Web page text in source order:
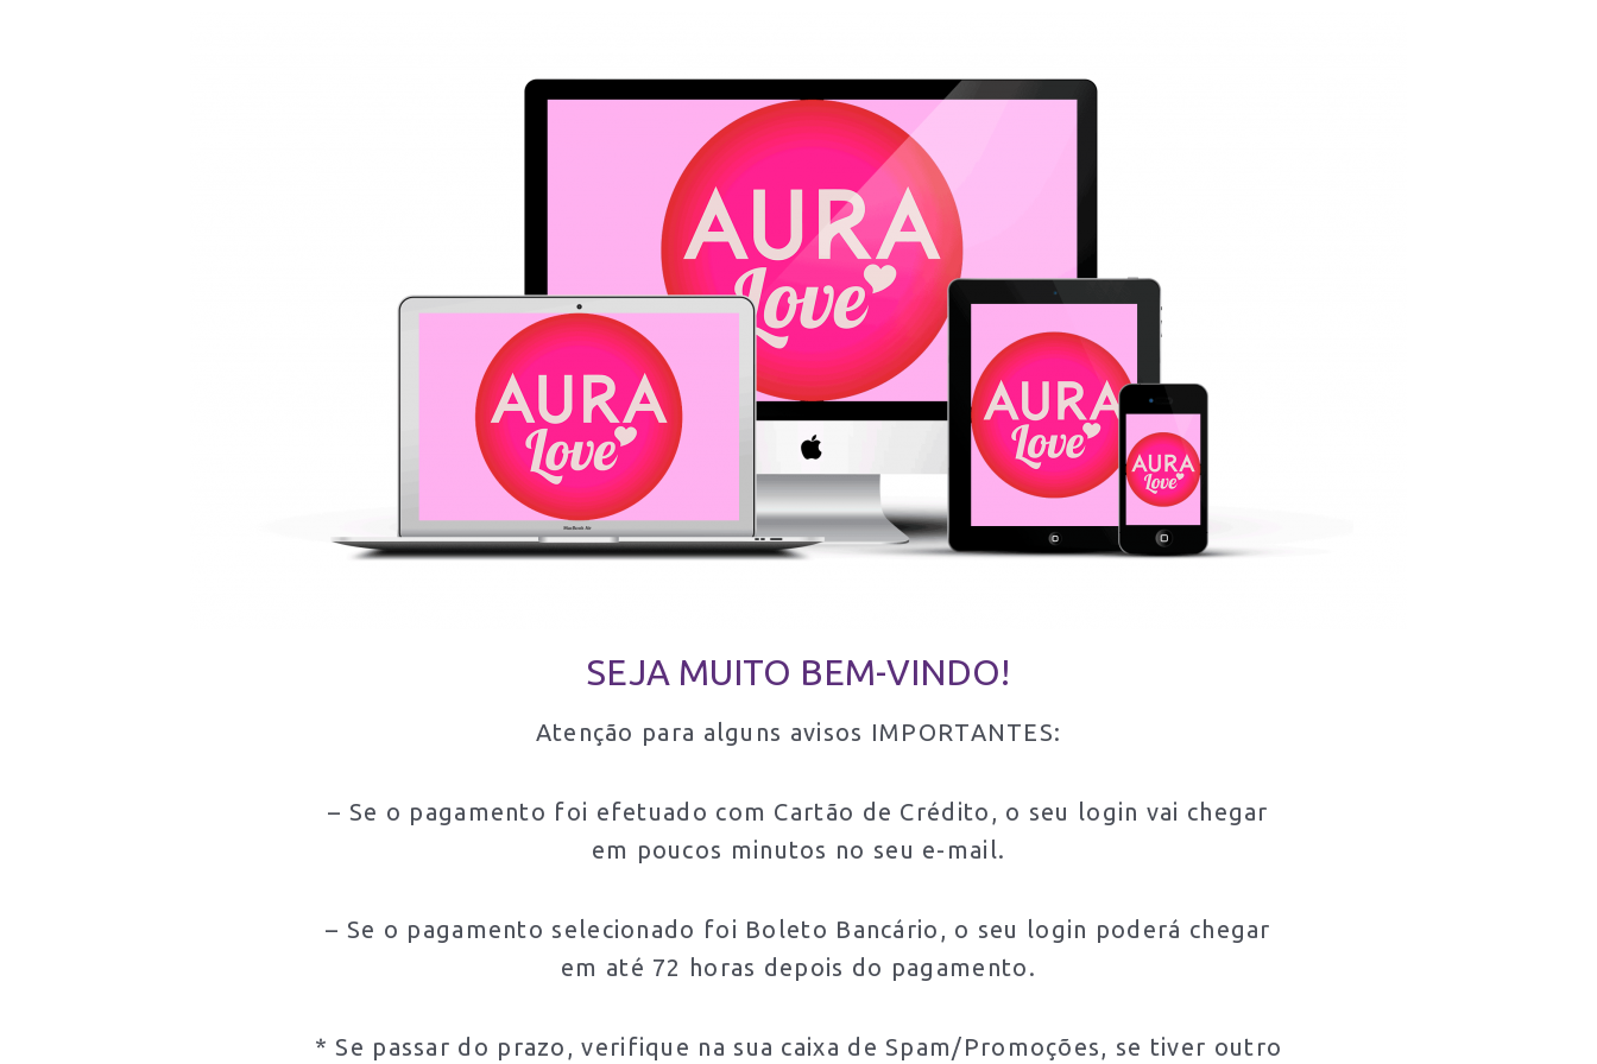
SEJA MUITO BEM-VINDO!
Atenção para alguns avisos IMPORTANTES:
– Se o pagamento foi efetuado com Cartão de Crédito, o seu login vai chegar
em poucos minutos no seu e-mail.
– Se o pagamento selecionado foi Boleto Bancário, o seu login poderá chegar
em até 72 horas depois do pagamento.
* Se passar do prazo, verifique na sua caixa de Spam/Promoções, se tiver outro